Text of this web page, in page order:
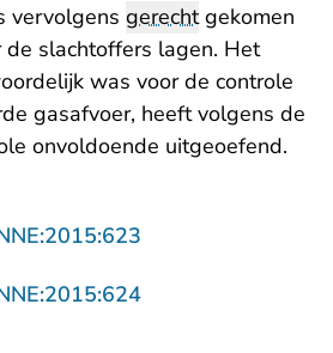
vervolgens gerechtgekomen
slachtoffers lagen. Het
was voor de controle
gasafvoer, heeft volgens de
onvoldoende uitgeoefend.
- U verlaat